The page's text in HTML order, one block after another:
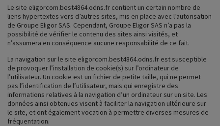
Le site eligorcom.best4864.odns.fr contient un certain nombre de
liens hypertextes vers d’autres sites, mis en place avec l’autorisation
de Groupe Eligor SAS. Cependant, Groupe Eligor SAS n’a pas la
possibilité de vérifier le contenu des sites ainsi visités, et
n’assumera en conséquence aucune responsabilité de ce fait.
La navigation sur le site eligorcom.best4864.odns.fr est susceptible
de provoquer l’installation de cookie(s) sur l’ordinateur de
l’utilisateur. Un cookie est un fichier de petite taille, qui ne permet
pas l’identification de l’utilisateur, mais qui enregistre des
informations relatives à la navigation d’un ordinateur sur un site. Les
données ainsi obtenues visent à faciliter la navigation ultérieure sur
le site, et ont également vocation à permettre diverses mesures de
fréquentation.